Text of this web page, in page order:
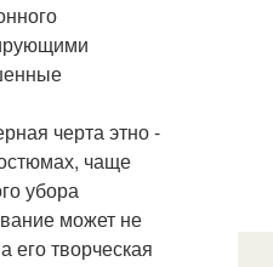
черта этно -
чаще
убора
может не
его творческая